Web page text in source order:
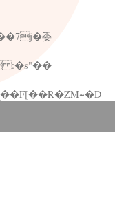
矁[��x�ZM~�n"��IB؃��!'����Тѕ��+��(m��IK�ʭ�/|��ϐܢ��F[��x�ZMz�G�� %嬩�/c��������[[��<�RI:�:c��MΎ��:z�졾�ܢ��F[��R�ZM~�D